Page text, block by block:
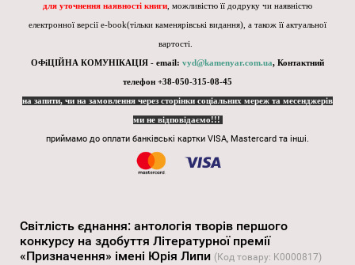
для уточнення наявності книги , можливістю її додруку чи наявністю
електронної версії e-book(тільки каменярівські видання), а також її актуальної
вартості.
ОФіЦІЙНА КОМУНІКАЦІЯ - email: vyd@kamenyar.com.ua, Контактний
телефон +38-050-315-08-45
на запити, чи на замовлення через сторінки соціальних мереж та месенджерів
ми не відповідаємо!!!
приймамо до оплати банківські картки VISA, Mastercard та інші.
Світлість єднання: антологія творів першого
конкурсу на здобуття Літературної премії
«Призначення» імені Юрія Липи (Код товару: K0000817)